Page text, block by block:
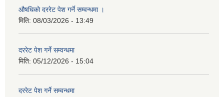
औषधिको दररेट पेश गर्ने सम्वन्धमा ।
मिति: 08/03/2026 - 13:49
दररेट पेश गर्ने सम्वन्धमा
मिति: 05/12/2026 - 15:04
दररेट पेश गर्ने सम्वन्धमा